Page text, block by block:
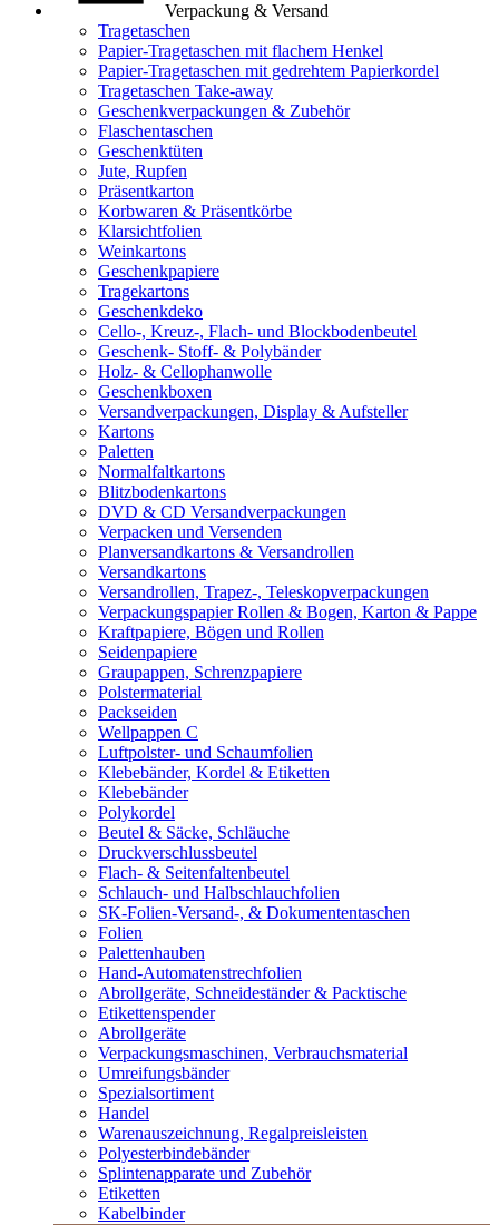
Verpackung & Versand
Tragetaschen
Papier-Tragetaschen mit flachem Henkel
Papier-Tragetaschen mit gedrehtem Papierkordel
Tragetaschen Take-away
Geschenkverpackungen & Zubehör
Flaschentaschen
Geschenktüten
Jute, Rupfen
Präsentkarton
Korbwaren & Präsentkörbe
Klarsichtfolien
Weinkartons
Geschenkpapiere
Tragekartons
Geschenkdeko
Cello-, Kreuz-, Flach- und Blockbodenbeutel
Geschenk- Stoff- & Polybänder
Holz- & Cellophanwolle
Geschenkboxen
Versandverpackungen, Display & Aufsteller
Kartons
Paletten
Normalfaltkartons
Blitzbodenkartons
DVD & CD Versandverpackungen
Verpacken und Versenden
Planversandkartons & Versandrollen
Versandkartons
Versandrollen, Trapez-, Teleskopverpackungen
Verpackungspapier Rollen & Bogen, Karton & Pappe
Kraftpapiere, Bögen und Rollen
Seidenpapiere
Graupappen, Schrenzpapiere
Polstermaterial
Packseiden
Wellpappen C
Luftpolster- und Schaumfolien
Klebebänder, Kordel & Etiketten
Klebebänder
Polykordel
Beutel & Säcke, Schläuche
Druckverschlussbeutel
Flach- & Seitenfaltenbeutel
Schlauch- und Halbschlauchfolien
SK-Folien-Versand-, & Dokumententaschen
Folien
Palettenhauben
Hand-Automatenstrechfolien
Abrollgeräte, Schneideständer & Packtische
Etikettenspender
Abrollgeräte
Verpackungsmaschinen, Verbrauchsmaterial
Umreifungsbänder
Spezialsortiment
Handel
Warenauszeichnung, Regalpreisleisten
Polyesterbindebänder
Splintenapparate und Zubehör
Etiketten
Kabelbinder